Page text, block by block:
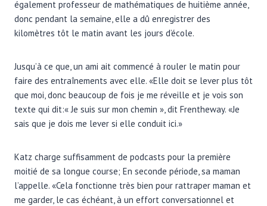
également professeur de mathématiques de huitième année,
donc pendant la semaine, elle a dû enregistrer des
kilomètres tôt le matin avant les jours d’école.
Jusqu’à ce que, un ami ait commencé à rouler le matin pour
faire des entraînements avec elle. «Elle doit se lever plus tôt
que moi, donc beaucoup de fois je me réveille et je vois son
texte qui dit:« Je suis sur mon chemin », dit Frentheway. «Je
sais que je dois me lever si elle conduit ici.»
Katz charge suffisamment de podcasts pour la première
moitié de sa longue course; En seconde période, sa maman
l’appelle. «Cela fonctionne très bien pour rattraper maman et
me garder, le cas échéant, à un effort conversationnel et